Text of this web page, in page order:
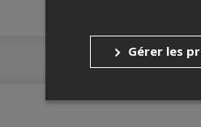
Gérer les